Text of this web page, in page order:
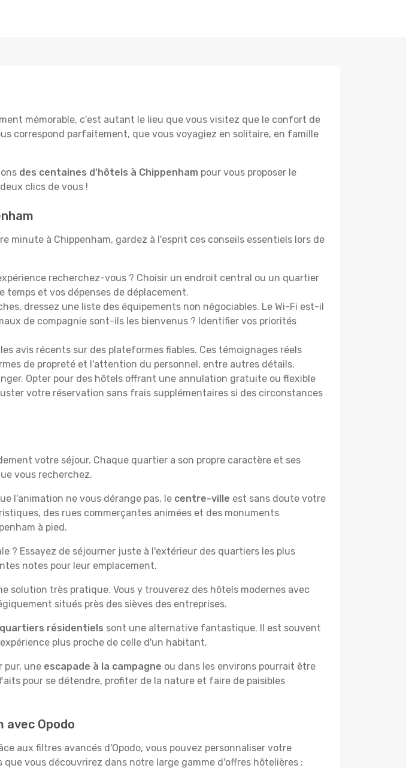
mémorable, c'est autant le lieu que vous visitez que le confort de
correspond parfaitement, que vous voyagiez en solitaire, en famille
des centaines d'hôtels à Chippenham pour vous proposer le
clics de vous !
à Chippenham, gardez à l'esprit ces conseils essentiels lors de
recherchez-vous ? Choisir un endroit central ou un quartier
et vos dépenses de déplacement.
dressez une liste des équipements non négociables. Le Wi-Fi est-il
de compagnie sont-ils les bienvenus ? Identifier vos priorités
avis récents sur des plateformes fiables. Ces témoignages réels
de propreté et l'attention du personnel, entre autres détails.
Opter pour des hôtels offrant une annulation gratuite ou flexible
votre réservation sans frais supplémentaires si des circonstances
votre séjour. Chaque quartier a son propre caractère et ses
vous recherchez.
l'animation ne vous dérange pas, le centre-ville est sans doute votre
des rues commerçantes animées et des monuments
à pied.
? Essayez de séjourner juste à l'extérieur des quartiers les plus
notes pour leur emplacement.
solution très pratique. Vous y trouverez des hôtels modernes avec
situés près des sièves des entreprises.
quartiers résidentiels sont une alternative fantastique. Il est souvent
plus proche de celle d'un habitant.
pur, une escapade à la campagne ou dans les environs pourrait être
pour se détendre, profiter de la nature et faire de paisibles
avec Opodo
aux filtres avancés d'Opodo, vous pouvez personnaliser votre
vous découvrirez dans notre large gamme d'offres hôtelières :